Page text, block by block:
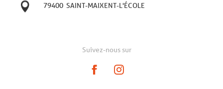
79400 SAINT-MAIXENT-L'ÉCOLE
Suivez-nous sur